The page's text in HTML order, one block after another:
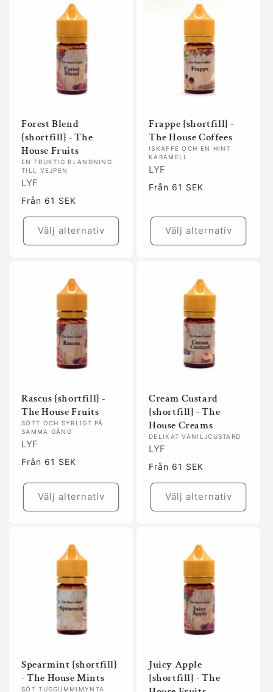
Forest Blend
{shortfill} - The
House Fruits
EN FRUKTIG BLANDNING
TILL VEJPEN
LYF
Ordinarie
Från 61 SEK
Välj alternativ
Frappe {shortfill} -
The House Coffees
ISKAFFE OCH EN HINT
KARAMELL
LYF
Ordinarie
Från 61 SEK
Välj alternativ
Rascus {shortfill} -
The House Fruits
SÖTT OCH SYRLIGT PÅ
SAMMA GÅNG
LYF
Ordinarie
Från 61 SEK
Välj alternativ
Cream Custard
{shortfill} - The
House Creams
DELIKAT VANILJCUSTARD
LYF
Ordinarie
Från 61 SEK
Välj alternativ
Spearmint {shortfill}
- The House Mints
SÖT TUGGUMMIMYNTA
Juicy Apple
{shortfill} - The